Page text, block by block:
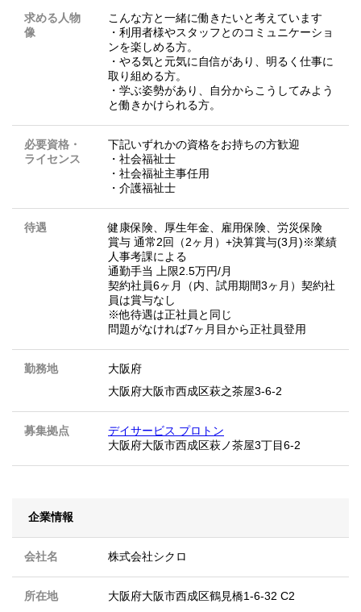
求める人物
像
こんな方と一緒に働きたいと考えています
・利用者様やスタッフとのコミュニケーショ
ンを楽しめる方。
・やる気と元気に自信があり、明るく仕事に
取り組める方。
・学ぶ姿勢があり、自分からこうしてみよう
と働きかけられる方。
必要資格・
ライセンス
下記いずれかの資格をお持ちの方歓迎
・社会福祉士
・社会福祉主事任用
・介護福祉士
待遇
健康保険、厚生年金、雇用保険、労災保険
賞与 通常2回（2ヶ月）+決算賞与(3月)※業績
人事考課による
通勤手当 上限2.5万円/月
契約社員6ヶ月（内、試用期間3ヶ月）契約社
員は賞与なし
※他待遇は正社員と同じ
問題がなければ7ヶ月目から正社員登用
勤務地
大阪府
大阪府大阪市西成区萩之茶屋3-6-2
募集拠点
デイサービス プロトン
大阪府大阪市西成区萩ノ茶屋3丁目6-2
企業情報
会社名 株式会社シクロ
所在地 大阪府大阪市西成区鶴見橋1-6-32 C2